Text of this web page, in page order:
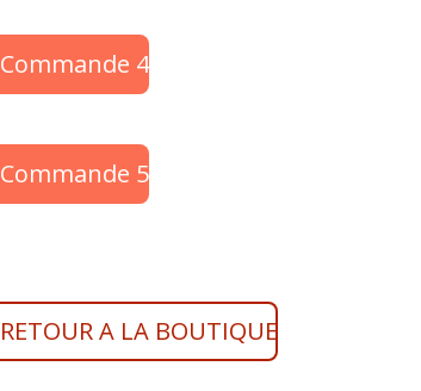
Commande 4
Commande 5
RETOUR A LA BOUTIQUE